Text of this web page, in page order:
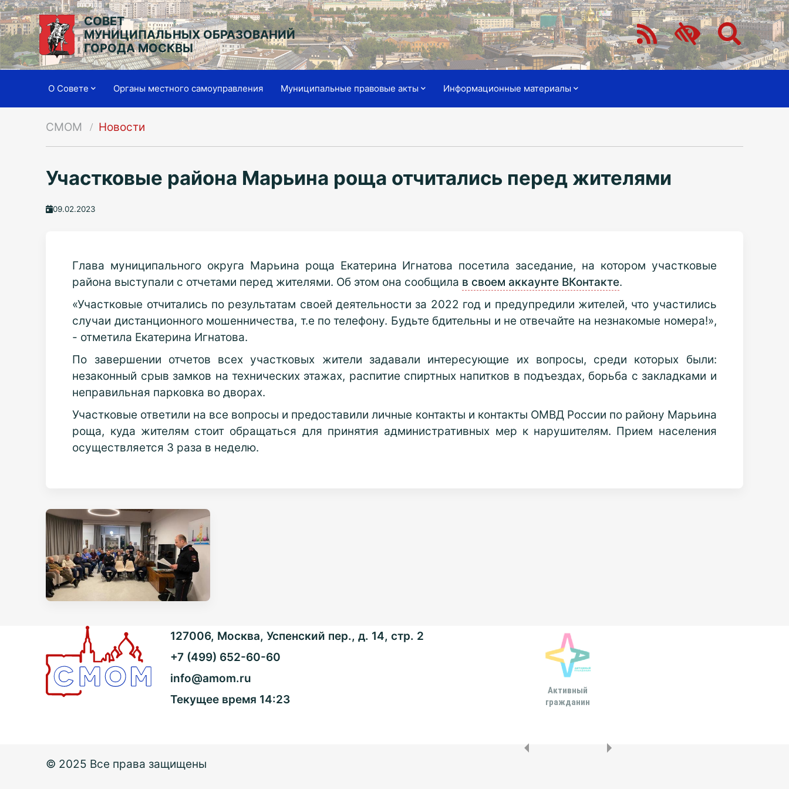
СОВЕТ
МУНИЦИПАЛЬНЫХ ОБРАЗОВАНИЙ
ГОРОДА МОСКВЫ
О Совете Органы местного самоуправления Муниципальные правовые акты Информационные материалы
СМОМ Новости
Участковые района Марьина роща отчитались перед жителями
09.02.2023
Глава муниципального округа Марьина роща Екатерина Игнатова посетила заседание, на котором участковые
района выступали с отчетами перед жителями. Об этом она сообщила в своем аккаунте ВКонтакте.
«Участковые отчитались по результатам своей деятельности за 2022 год и предупредили жителей, что участились
случаи дистанционного мошенничества, т.е по телефону. Будьте бдительны и не отвечайте на незнакомые номера!»,
- отметила Екатерина Игнатова.
По завершении отчетов всех участковых жители задавали интересующие их вопросы, среди которых были:
незаконный срыв замков на технических этажах, распитие спиртных напитков в подъездах, борьба с закладками и
неправильная парковка во дворах.
Участковые ответили на все вопросы и предоставили личные контакты и контакты ОМВД России по району Марьина
роща, куда жителям стоит обращаться для принятия административных мер к нарушителям. Прием населения
осуществляется 3 раза в неделю.
127006, Москва, Успенский пер., д. 14, стр. 2
+7 (499) 652-60-60
info@amom.ru
Текущее время 14:23
Активный
гражданин
© 2025 Все права защищены